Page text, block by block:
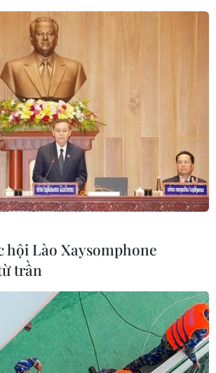
hội Lào Xaysomphone
trần